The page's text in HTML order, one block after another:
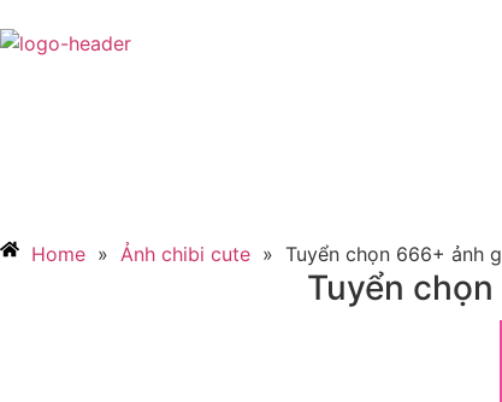
Home » Ảnh chibi cute » Tuyển chọn 666+ ảnh
Tuyển